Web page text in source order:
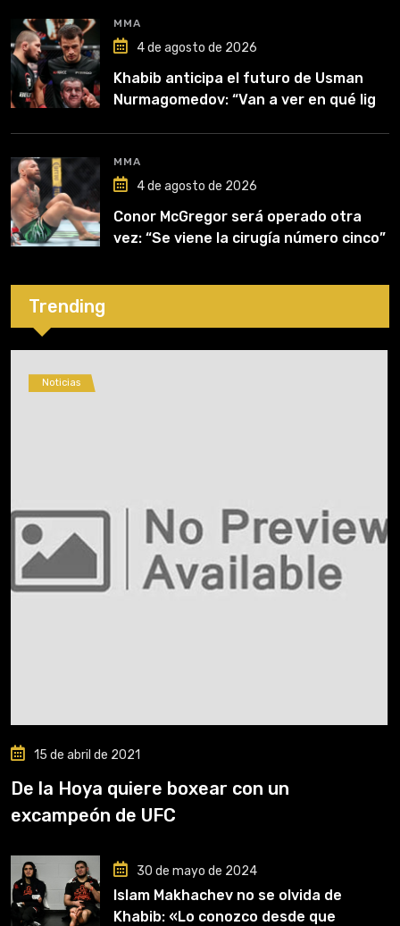
MMA
4 de agosto de 2026
Khabib anticipa el futuro de Usman
Nurmagomedov: “Van a ver en qué liga
MMA
4 de agosto de 2026
Conor McGregor será operado otra
vez: “Se viene la cirugía número cinco”
Trending
Noticias
15 de abril de 2021
De la Hoya quiere boxear con un
excampeón de UFC
30 de mayo de 2024
Islam Makhachev no se olvida de
Khabib: «Lo conozco desde que